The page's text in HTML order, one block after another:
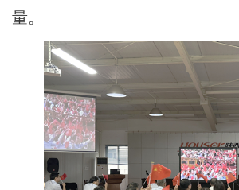
量。